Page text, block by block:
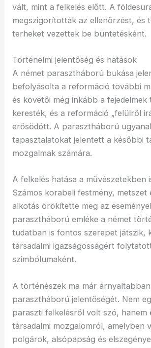
vált, mint a felkelés előtt. A
megszigorították az ellenőrzést, és
terheket vezettek be büntetésként.
Történelmi jelentőség és hatások
A német parasztháború bukása
befolyásolta a reformáció további
és követői még inkább a fejedelmek
keresték, és a reformáció „felülről
erősödött. A parasztháború
tapasztalatokat jelentett a későbbi
mozgalmak számára.
A felkelés hatása a művészetekben
Számos korabeli festmény, metszet
alkotás örökítette meg az
parasztháború emléke a német
tudatban is fontos szerepet játszik,
társadalmi igazságosságért
szimbólumaként.
A történészek ma már
parasztháború jelentőségét. Nem
paraszti felkelésről volt szó, hanem
társadalmi mozgalomról, amelyben
polgárok, alsópapság és